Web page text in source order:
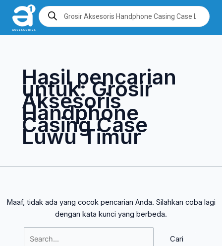
Lewati
konten
Products
search
Hasil pencarian
untuk:Grosir
Aksesoris
Handphone
Casing Case
Luwu Timur
Maaf, tidak ada yang cocok pencarian Anda. Silahkan coba lagi
dengan kata kunci yang berbeda.
Cari
untuk: